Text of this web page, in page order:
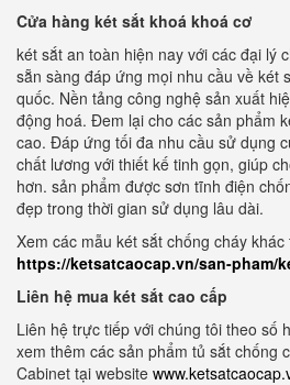
Cửa hàng két sắt khoá khoá cơ
két sắt an toàn hiện nay với các đại lý
sẵn sàng đáp ứng mọi nhu cầu về két
quốc. Nền tảng công nghệ sản xuất
động hoá. Đem lại cho các sản phẩm
cao. Đáp ứng tối đa nhu cầu sử dụng
chất lương với thiết kế tinh gọn, giúp
hơn. sản phẩm được sơn tĩnh điện
đẹp trong thời gian sử dụng lâu dài.
Xem các mẫu két sắt chống cháy khác
https://ketsatcaocap.vn/san-pham/
Liên hệ mua két sắt cao cấp
Liên hệ trực tiếp với chúng tôi theo số
xem thêm các sản phẩm tủ sắt chống
Cabinet tại website